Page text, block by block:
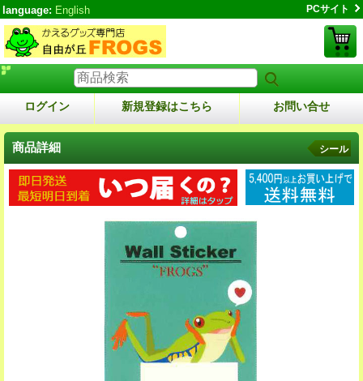
language: English PCサイト
ログイン 新規登録はこちら お問い合せ
商品詳細 シール